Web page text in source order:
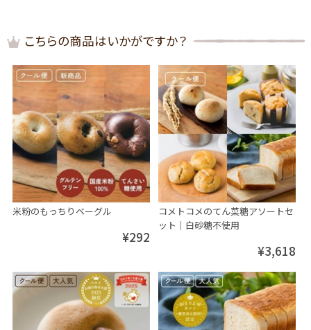
こちらの商品はいかがですか？
米粉のもっちりベーグル
¥292
コメトコメのてん菜糖アソートセ
ット│白砂糖不使用
¥3,618